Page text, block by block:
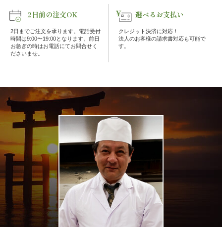
ブ
ル
ま
堂
の
こ
だ
わ
2日前の注文OK
2日までご注文を承ります。電話受付
時間は9:00〜19:00となります。前日
お急ぎの時はお電話にてお問合せく
ださいませ。
選べるお支払い
クレジット決済に対応！
法人のお客様の請求書対応も可能で
す。